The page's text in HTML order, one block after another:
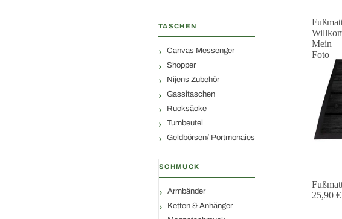
TASCHEN
Canvas Messenger
Shopper
Nijens Zubehör
Gassitaschen
Rucksäcke
Turnbeutel
Geldbörsen/ Portmonaies
SCHMUCK
Armbänder
Ketten & Anhänger
Mein
Foto
25,90 €